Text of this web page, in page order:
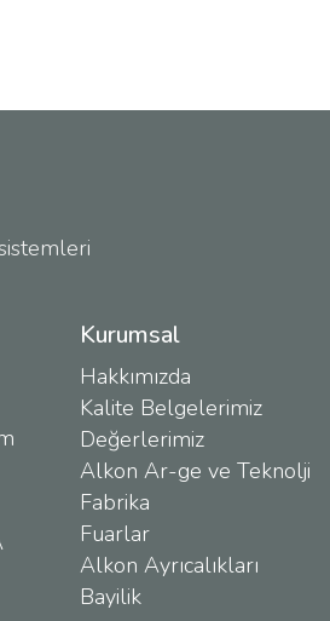
Kurumsal
Hakkımızda
Kalite Belgelerimiz
Değerlerimiz
Alkon Ar-ge ve Teknolji
Fabrika
Fuarlar
Alkon Ayrıcalıkları
Bayilik